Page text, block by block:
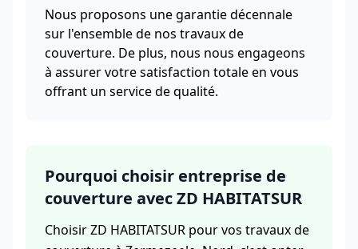
Nous proposons une garantie décennale
sur l'ensemble de nos travaux de
couverture. De plus, nous nous engageons
à assurer votre satisfaction totale en vous
offrant un service de qualité.
Pourquoi choisir entreprise de
couverture avec ZD HABITATSUR
Choisir ZD HABITATSUR pour vos travaux de